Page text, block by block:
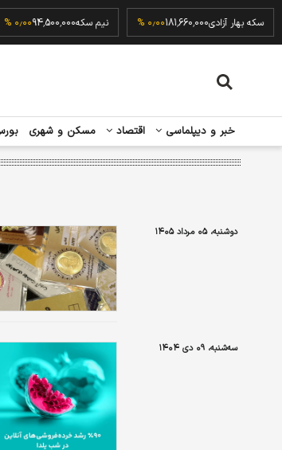
سکه بهار آزادی181,660,000 نیم سکه94,500,000
خبر و دیپلماسی اقتصاد مسکن و شهری
دوشنبه، ۰۵ مرداد ۱۴۰۵
سه‌شنبه، ۰۹ دی ۱۴۰۴